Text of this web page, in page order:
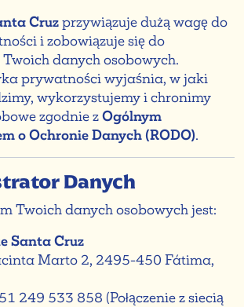
Cruzprzywiązuje dużą wagę do
i zobowiązuje się do
danych osobowych.
prywatności wyjaśnia, w jaki
wykorzystujemy i chronimy
zgodnie zOgólnym
o Ochronie Danych (RODO).
Danych
Twoich danych osobowych jest:
Santa Cruz
Marto 2, 2495-450 Fátima,
249 533 858 (Połączenie z siecią